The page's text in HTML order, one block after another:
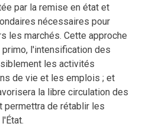
par la remise en état et
nécessaires pour
les marchés. Cette approche
l'intensification des
les activités
de vie et les emplois ; et
la libre circulation des
permettra de rétablir les